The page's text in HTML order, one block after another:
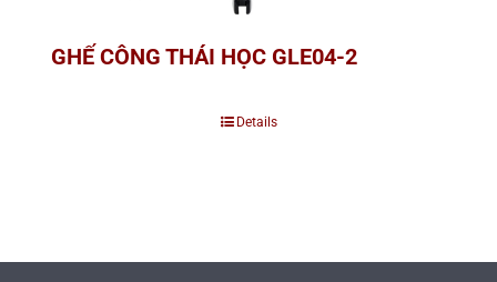
GHẾ CÔNG THÁI HỌC GLE04-2
Details